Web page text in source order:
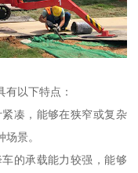
以下特点：
凑，能够在狭窄或复杂
景。
的承载能力较强，能够